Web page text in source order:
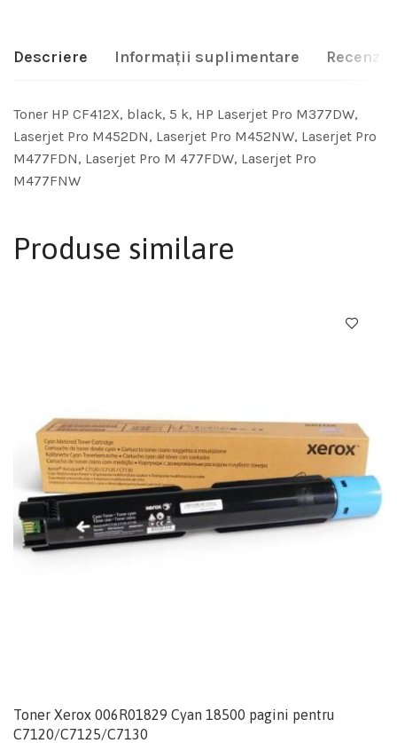
Descriere Informații suplimentare Recenzii
Toner HP CF412X, black, 5 k, HP Laserjet Pro M377DW,
Laserjet Pro M452DN, Laserjet Pro M452NW, Laserjet Pro
M477FDN, Laserjet Pro M 477FDW, Laserjet Pro
M477FNW
Produse similare
Toner Xerox 006R01829 Cyan 18500 pagini pentru
C7120/C7125/C7130